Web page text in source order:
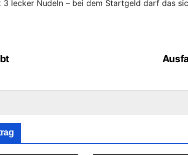
3 lecker Nudeln – bei dem Startgeld darf das